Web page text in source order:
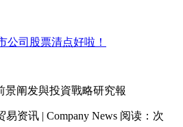
公司股票清点好啦！
景阐发與投資戰略研究報
易资讯 | Company News 阅读： 次